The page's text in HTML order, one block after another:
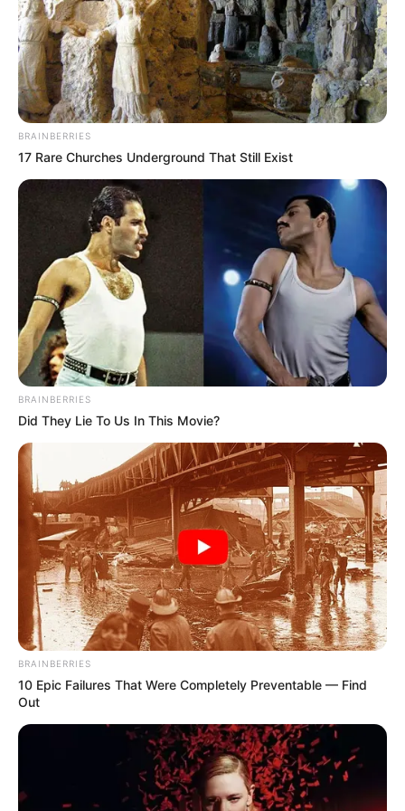
Robson Teixeira de Gois, coordenador geral do
SINDACS-BA e diretor da FENASCE, trouxenovas informações
sobre a PEC 14
Foto: JASB.
Para os profissionais que morrem, em média, 21,6 anos antes
da população brasileira
, segundo pesquisas da Escola Politécnica
de Saúde Joaquim Venâncio (EPSJV/Fiocruz), cada dia de atraso
na votação tem um custo que vai além do calendário legislativo.
A mobilização de 12 a 14 de maio não é simbólica. É a aposta
mais concreta juridicamente disponível para a categoria neste
momento. O Senado foi avisado — e a presença em Brasília serve
Matérias Bônus
Cidades que entregam motos aos ACS/ACE
Grupo da 3ª turma do +Saúde com Agente
Parcela Única do Saúde 360: Pagamento.
Aplicativos de namoro se multiplicam no Brasil...
Recupere as Famílias desaparecidas no e-SUS
Incentivo Financeiro: Plano de ação para Receber .
BRAINBERRIES
17 Rare Churches Underground That Still Exist
BRAINBERRIES
Did They Lie To Us In This Movie?
BRAINBERRIES
10 Epic Failures That Were Completely Preventable — Find
Out